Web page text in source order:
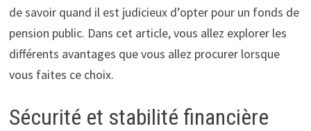
de savoir quand il est judicieux d’opter pour un fonds de
pension public. Dans cet article, vous allez explorer les
différents avantages que vous allez procurer lorsque
vous faites ce choix.
Sécurité et stabilité financière